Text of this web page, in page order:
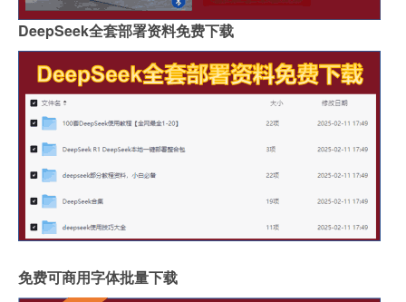
DeepSeek全套部署资料免费下载
免费可商用字体批量下载